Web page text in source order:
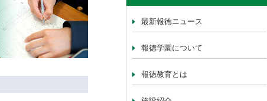
最新報徳ニュース
報徳学園について
報徳教育とは